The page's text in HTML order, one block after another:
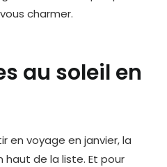
charmer.
au soleil en
en voyage en janvier, la
de la liste. Et pour